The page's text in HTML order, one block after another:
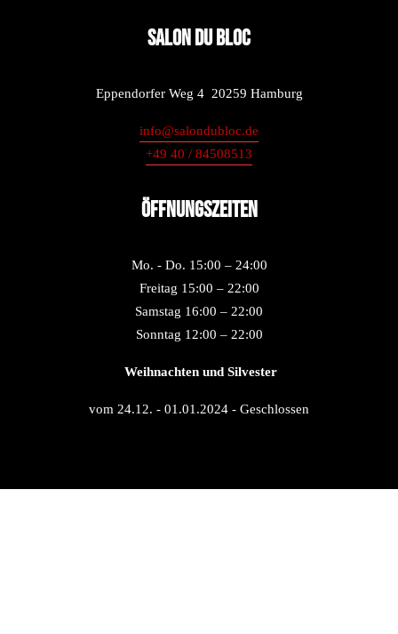
SALON DU BLOC
Eppendorfer Weg 4  20259 Hamburg
info@salondubloc.de
+49 40 / 84508513
Öffnungszeiten
Mo. - Do. 15:00 – 24:00
Freitag 15:00 – 22:00
Samstag 16:00 – 22:00
Sonntag 12:00 – 22:00
Weihnachten und Silvester
vom 24.12. - 01.01.2024 - Geschlossen